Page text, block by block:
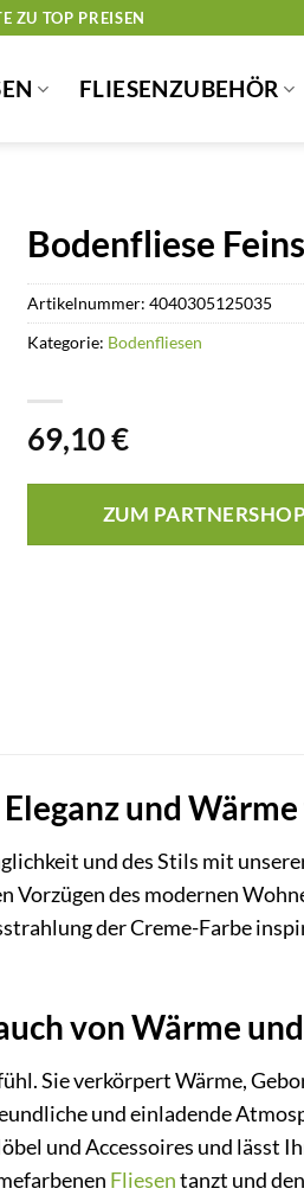
ZU TOP PREISEN
FLIESENZUBEHÖR
Bodenfliese
69,10€
ZUM PARTNERSHOP
Artikelnummer: 4040305125035
Kategorie: Bodenfliesen
und
und des Stils mit
des modernen
der Creme-Farbe
von Wärme
Sie verkörpert Wärme,
und einladende
und Accessoires und lässt
Fliesentanzt und